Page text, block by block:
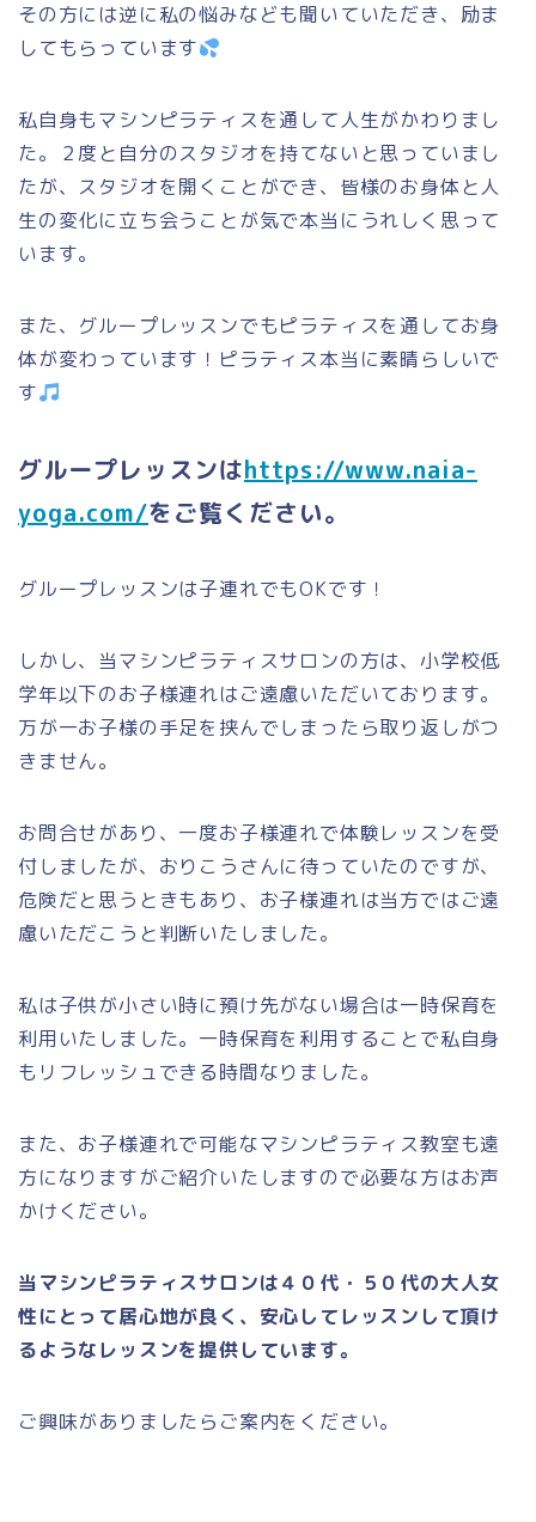
その方には逆に私の悩みなども聞いていただき、励ま
してもらっています
私自身もマシンピラティスを通して人生がかわりまし
た。２度と自分のスタジオを持てないと思っていまし
たが、スタジオを開くことができ、皆様のお身体と人
生の変化に立ち会うことが気で本当にうれしく思って
います。
また、グループレッスンでもピラティスを通してお身
体が変わっています！ピラティス本当に素晴らしいで
す
グループレッスンはhttps://www.naia-
yoga.com/をご覧ください。
グループレッスンは子連れでもOKです！
しかし、当マシンピラティスサロンの方は、小学校低
学年以下のお子様連れはご遠慮いただいております。
万が一お子様の手足を挟んでしまったら取り返しがつ
きません。
お問合せがあり、一度お子様連れで体験レッスンを受
付しましたが、おりこうさんに待っていたのですが、
危険だと思うときもあり、お子様連れは当方ではご遠
慮いただこうと判断いたしました。
私は子供が小さい時に預け先がない場合は一時保育を
利用いたしました。一時保育を利用することで私自身
もリフレッシュできる時間なりました。
また、お子様連れで可能なマシンピラティス教室も遠
方になりますがご紹介いたしますので必要な方はお声
かけください。
当マシンピラティスサロンは４０代・５０代の大人女
性にとって居心地が良く、安心してレッスンして頂け
るようなレッスンを提供しています。
ご興味がありましたらご案内をください。